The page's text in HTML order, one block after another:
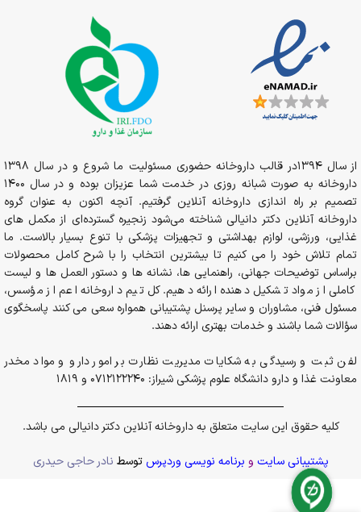
از سال 1394در قالب داروخانه حضوری مسئولیت ما شروع و در سال 1398
داروخانه به صورت شبانه روزی در خدمت شما عزیزان بوده و در سال 1400
تصمیم بر راه اندازی داروخانه آنلاین گرفتیم. آنچه اکنون به عنوان گروه
داروخانه آنلاین دکتر دانیالی شناخته می‌شود زنجیره گسترده‌ای از مکمل های
غذایی، ورزشی، لوازم بهداشتی و تجهیزات پزشکی با تنوع بسیار بالاست. ما
تمام تلاش خود را می کنیم تا بیشترین انتخاب را با شرح کامل محصولات
براساس توضیحات جهانی، راهنمایی ها، نشانه ها و دستور العمل ها و لیست
کاملی از مواد تشکیل دهنده ارائه دهیم. کل تیم داروخانه اعم از مؤسس،
مسئول فنی، مشاوران و سایر پرسنل پشتیبانی همواره سعی می کنند پاسخگوی
سؤالات شما باشند و خدمات بهتری ارائه دهند.
لفن ثبت و رسیدگی به شکایات مدیریت نظارت بر امور دارو و مواد مخدر
معاونت غذا و دارو دانشگاه علوم پزشکی شیراز: 0712122240 و 1819
کلیه حقوق این سایت متعلق به داروخانه آنلاین دکتر دانیالی می باشد.
پشتیبانی سایت و برنامه نویسی وردپرس توسط نادر حاجی حیدری